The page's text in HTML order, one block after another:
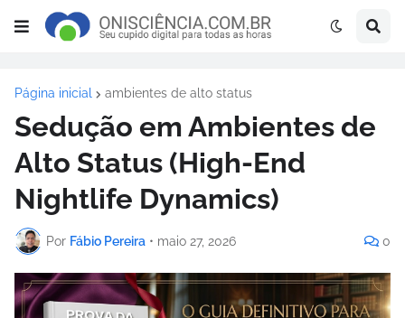
Página inicial ambientes de alto status
Sedução em Ambientes de
Alto Status (High-End
Nightlife Dynamics)
Por Fábio Pereira • maio 27, 2026 0